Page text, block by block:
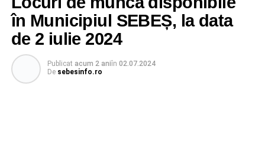
în Municipiul SEBEȘ, la data
de 2 iulie 2024
Publicat acum 2 aniîn 02.07.2024
De sebesinfo.ro